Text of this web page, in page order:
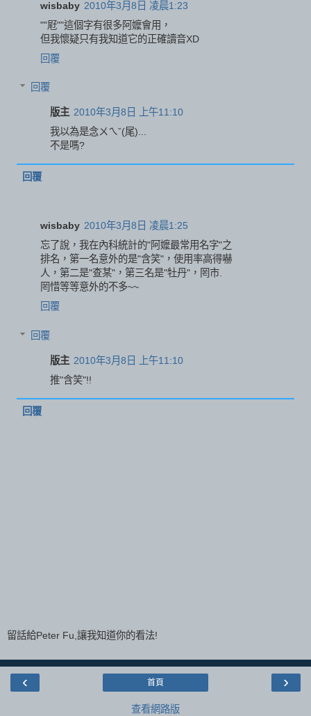
wisbaby 2010年3月8日 凌晨1:23
""屘""這個字有很多阿嬤會用，
但我懷疑只有我知道它的正確讀音XD
回覆
回覆
版主 2010年3月8日 上午11:10
我以為是念ㄨㄟˇ(尾)...
不是嗎?
回覆
wisbaby 2010年3月8日 凌晨1:25
忘了說，我在內科統計的"阿嬤最常用名字"之
排名，第一名意外的是"含笑"，使用率高得嚇
人，第二是"查某"，第三名是"牡丹"，罔市.
罔惜等等意外的不多~~
回覆
回覆
版主 2010年3月8日 上午11:10
推"含笑"!!
回覆
留話給Peter Fu,讓我知道你的看法!
‹ ›
首頁
查看網路版